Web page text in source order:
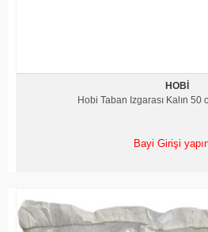
HOBI
Hobi Taban Izgarası Kalın 50
Bayi Girişi